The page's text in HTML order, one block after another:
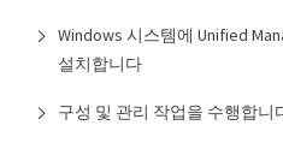
Windows 시스템에 Unified
설치합니다
구성 및 관리 작업을 수행합니